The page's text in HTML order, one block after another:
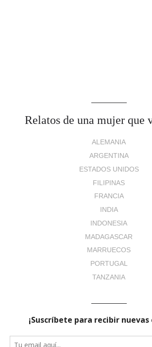
Relatos de una mujer que
ALEMANIA
ARGENTINA
ESTADOS UNIDOS
FILIPINAS
FRANCIA
INDIA
INDONESIA
MADAGASCAR
MARRUECOS
PORTUGAL
TANZANIA